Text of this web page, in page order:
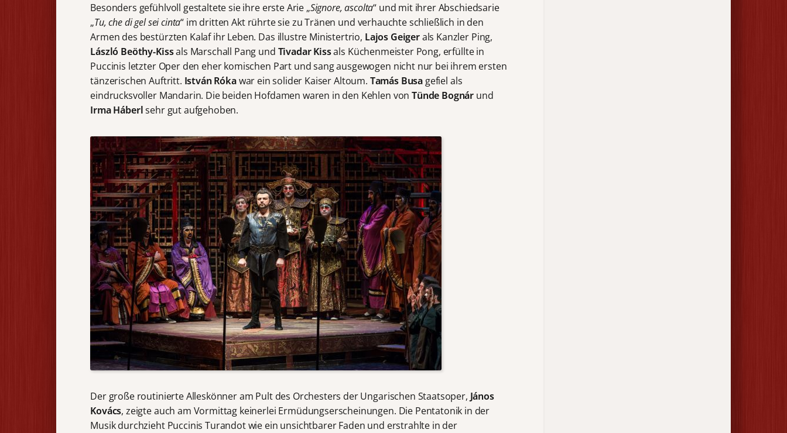
Besonders gefühlvoll gestaltete sie ihre erste Arie „Signore, ascolta“ und mit ihrer Abschiedsarie
„Tu, che di gel sei cinta“ im dritten Akt rührte sie zu Tränen und verhauchte schließlich in den
Armen des bestürzten Kalaf ihr Leben. Das illustre Ministertrio, Lajos Geigerals Kanzler Ping,
László Beöthy-Kissals Marschall Pang und Tivadar Kissals Küchenmeister Pong, erfüllte in
Puccinis letzter Oper den eher komischen Part und sang ausgewogen nicht nur bei ihrem ersten
tänzerischen Auftritt. IstvánRókawar ein solider Kaiser Altoum. Tamás Busa gefiel als
eindrucksvoller Mandarin. Die beiden Hofdamen waren in den Kehlen vonTünde Bognár und
Irma Háberlsehr gut aufgehoben.
Der große routinierte Alleskönner am Pult des Orchesters der Ungarischen Staatsoper, János
Kovács, zeigte auch am Vormittag keinerlei Ermüdungserscheinungen. Die Pentatonik in der
Musik durchzieht Puccinis Turandot wie ein unsichtbarer Faden und erstrahlte in der